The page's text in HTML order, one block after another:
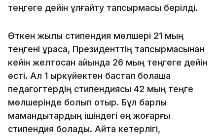
теңгеге дейін ұлғайту тапсырмасы берілді.
Өткен жылы стипендия мөлшері 21 мың
теңгені құраса, Президенттің тапсырмасынан
кейін желтоқсан айында 26 мың теңгеге дейін
өсті. Ал 1 қыркүйектен бастап болашақ
педагогтердің стипендиясы 42 мың теңге
мөлшерінде болып отыр. Бұл барлық
мамандықтардың ішіндегі ең жоғарғы
стипендия болады. Айта кетерлігі,